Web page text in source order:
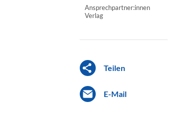
Ansprechpartner:innen
Verlag
Teilen
E-Mail